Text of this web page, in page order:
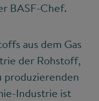
BASF-Chef.
aus dem Gas
der Rohstoff,
produzierenden
Industrie ist